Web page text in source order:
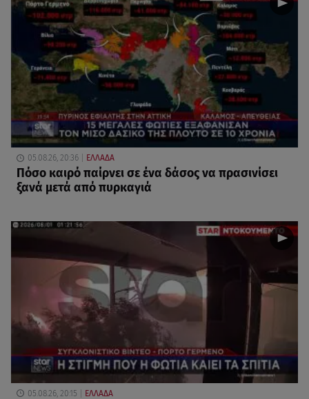
05.08.26, 20:36 ΕΛΛΑΔΑ
Πόσο καιρό παίρνει σε ένα δάσος να πρασινίσει
ξανά μετά από πυρκαγιά
05.08.26, 20:15 ΕΛΛΑΔΑ